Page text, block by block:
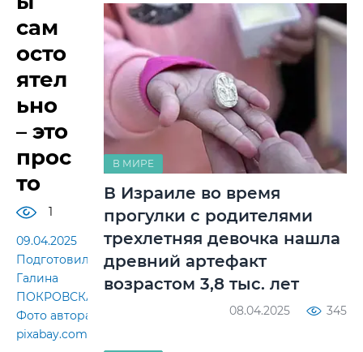
сам
осто
ятел
ьно
– это
прос
то
1
09.04.2025
Подготовила
Галина
ПОКРОВСКАЯ.
Фото автора и
pixabay.com.
В МИРЕ
В Израиле во время
прогулки с родителями
трехлетняя девочка нашла
древний артефакт
возрастом 3,8 тыс. лет
08.04.2025 345